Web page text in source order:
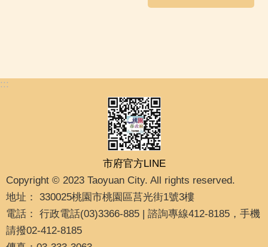
:::
市府官方LINE
Copyright © 2023 Taoyuan City. All rights reserved.
地址： 330025桃園市桃園區莒光街1號3樓
電話： 行政電話(03)3366-885 | 諮詢專線412-8185，手機
請撥02-412-8185